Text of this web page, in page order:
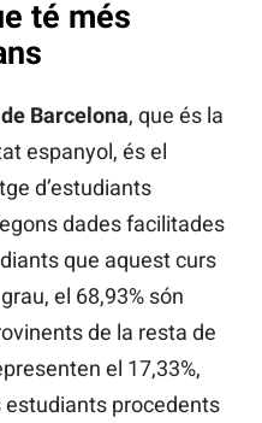
té més
Barcelona, que és la
espanyol, és el
d’estudiants
dades facilitades
que aquest curs
el 68,93% són
de la resta de
el 17,33%,
procedents